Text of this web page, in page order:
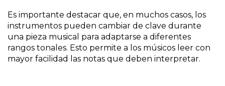
Es importante destacar que, en muchos casos, los
instrumentos pueden cambiar de clave durante
una pieza musical para adaptarse a diferentes
rangos tonales. Esto permite a los músicos leer con
mayor facilidad las notas que deben interpretar.